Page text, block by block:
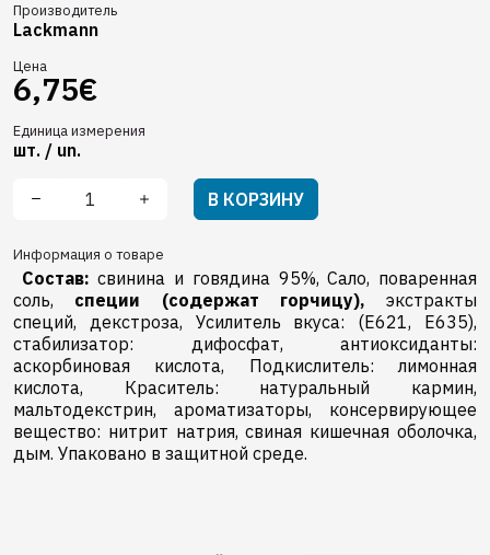
Производитель
Lackmann
Цена
6,75€
Единица измерения
шт. / un.
В КОРЗИНУ
Информация о товаре
Состав: свинина и говядина 95%, Сало, поваренная
соль, специи (содержат горчицу), экстракты
специй, декстроза, Усилитель вкуса: (E621, E635),
стабилизатор: дифосфат, aнтиоксиданты:
аскорбиновая кислота, Подкислитель: лимонная
кислота, Краситель: натуральный кармин,
мальтодекстрин, ароматизаторы, консервирующее
вещество: нитрит натрия, свиная кишечная оболочка,
дым. Упаковано в защитной среде.